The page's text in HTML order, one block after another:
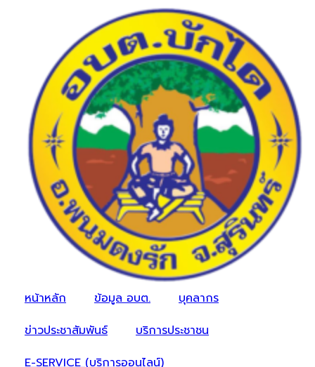
หน้าหลัก ข้อมูล อบต.
บุคลากร
ข่าวประชาสัมพันธ์
บริการประชาชน
E-SERVICE (บริการออนไลน์)